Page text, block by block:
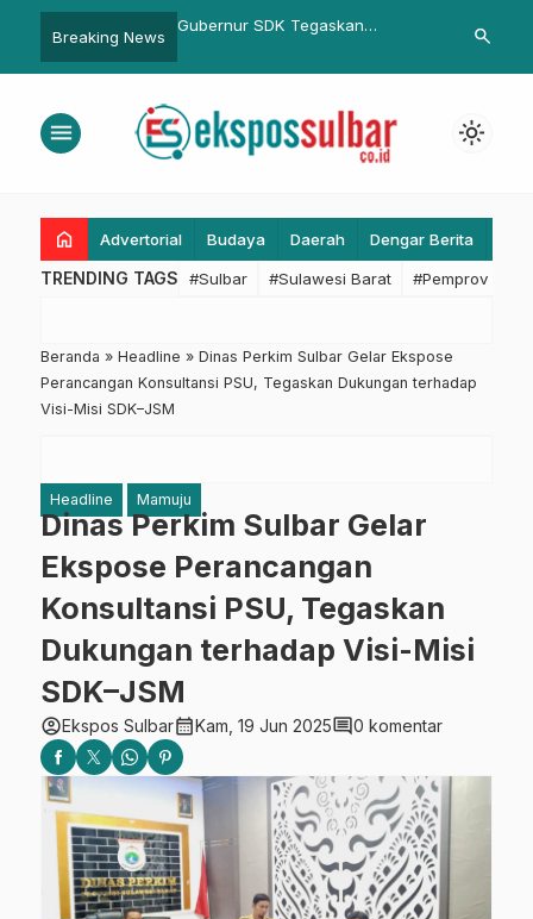
Breaking News
Gubernur SDK Tegaskan
Mandarras Jalan Bangun SDM,
Didukung Perpusnas dengan
Program Konkret
Inspektorat Sulbar Luncurkan
Temuan untuk Kemudahan
search
menu light_mode
home Advertorial Budaya Daerah Dengar Berita
TRENDING TAGS #Sulbar #Sulawesi Barat #Pemprov
Beranda » Headline » Dinas Perkim Sulbar Gelar Ekspose
Perancangan Konsultansi PSU, Tegaskan Dukungan terhadap
Visi-Misi SDK–JSM
Headline Mamuju
Dinas Perkim Sulbar Gelar
Ekspose Perancangan
Konsultansi PSU, Tegaskan
Dukungan terhadap Visi-Misi
SDK–JSM
account_circleEkspos Sulbarcalendar_monthKam, 19 Jun 2025comment0 komentar